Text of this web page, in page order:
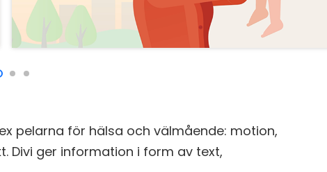
pelarna för hälsa och välmående: motion,
Divi ger information i form av text,